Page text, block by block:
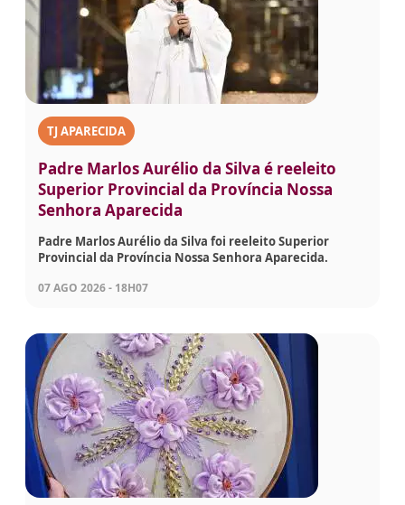
TJ APARECIDA
Padre Marlos Aurélio da Silva é reeleito
Superior Provincial da Província Nossa
Senhora Aparecida
Padre Marlos Aurélio da Silva foi reeleito Superior
Provincial da Província Nossa Senhora Aparecida.
07 AGO 2026 - 18H07